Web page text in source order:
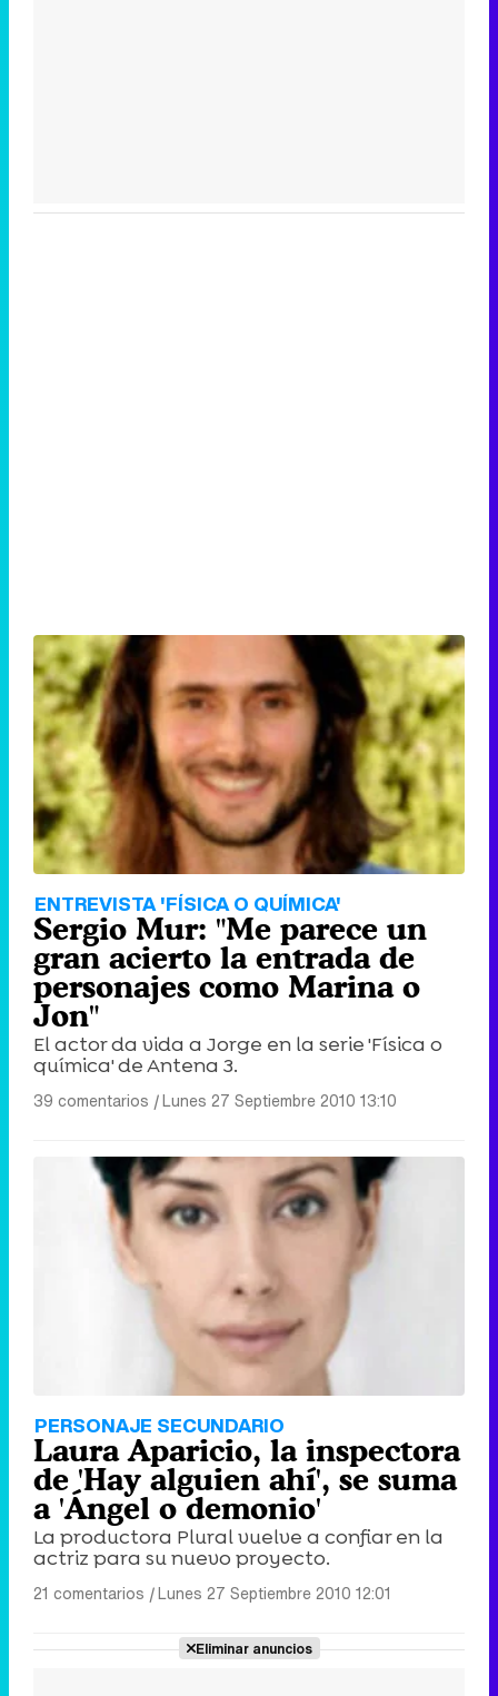
ENTREVISTA 'FÍSICA O QUÍMICA'
Sergio Mur: "Me parece un
gran acierto la entrada de
personajes como Marina o
Jon"
El actor da vida a Jorge en la serie 'Física o
química' de Antena 3.
39 comentarios |Lunes 27 Septiembre 2010 13:10
PERSONAJE SECUNDARIO
Laura Aparicio, la inspectora
de 'Hay alguien ahí', se suma
a 'Ángel o demonio'
La productora Plural vuelve a confiar en la
actriz para su nuevo proyecto.
21 comentarios |Lunes 27 Septiembre 2010 12:01
Eliminar anuncios